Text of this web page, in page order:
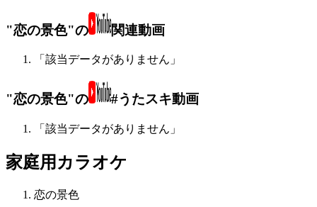
"恋の景色"の 関連動画
「該当データがありません」
"恋の景色"の #うたスキ動画
「該当データがありません」
家庭用カラオケ
恋の景色